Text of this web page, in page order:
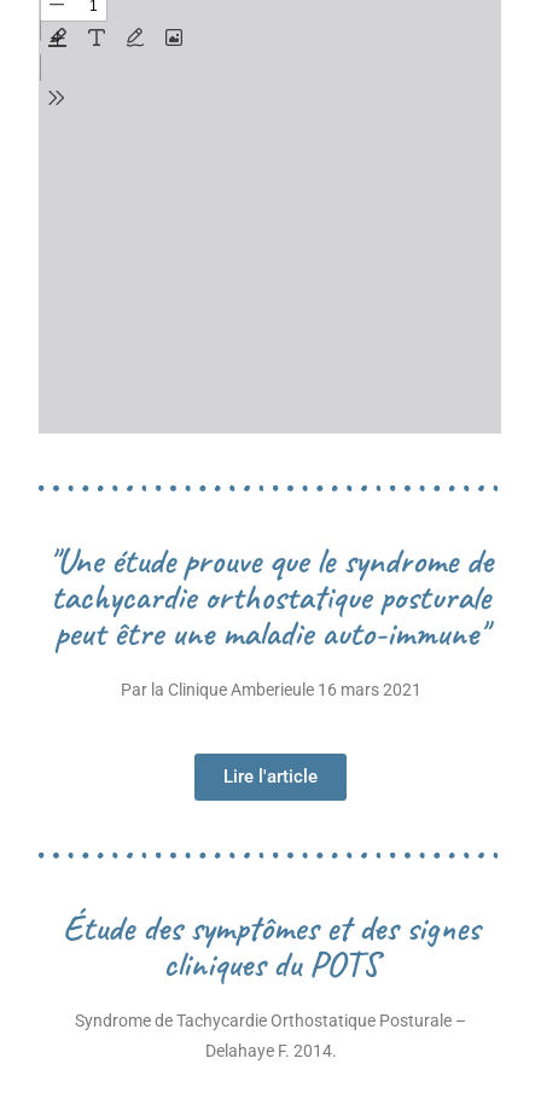
"Une étude prouve que le syndrome de
tachycardie orthostatique posturale
peut être une maladie auto-immune"
Par la Clinique Amberieule 16 mars 2021
Lire l'article
Étude des symptômes et des signes
cliniques du POTS
Syndrome de Tachycardie Orthostatique Posturale –
Delahaye F. 2014.